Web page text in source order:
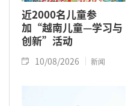
近2000名儿童参
加“越南儿童—学习与
创新”活动
10/08/2026 新闻